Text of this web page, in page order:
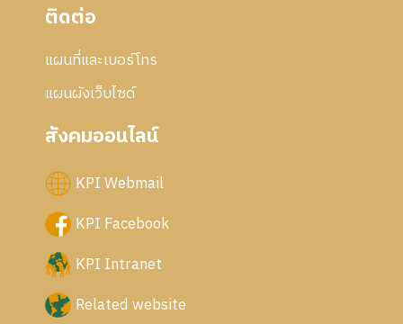
ติดต่อ
แผนที่และเบอร์โทร
แผนผังเว็บไซด์
สังคมออนไลน์
KPI Webmail
KPI Facebook
KPI Intranet
Related website